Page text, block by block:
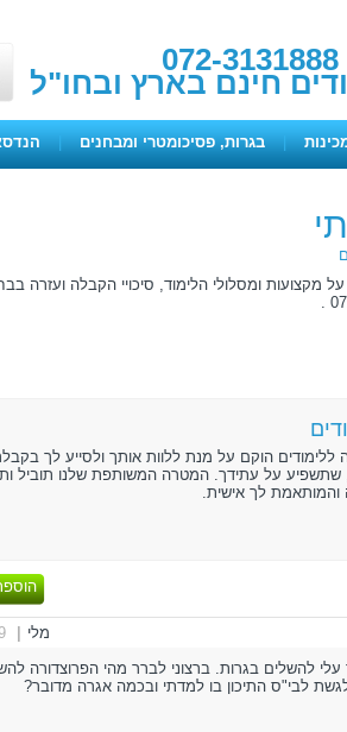
072-3131888
חינם בארץ ובחו"ל
| בגרות, פסיכומטרי ומבחנים |
מקצועות ומסלולי הלימוד, סיכויי הקבלה ועזרה
ללימודים הוקם על מנת ללוות אותך ולסייע לך
על עתידך. המטרה המשותפת שלנו תוביל
והמותאמת לך אישית.
מלי
לשם כך עלי להשלים בגרות. ברצוני לברר מהי הפרוצדורה
לגשת לבי"ס התיכון בו למדתי ובכמה אגרה מדובר?